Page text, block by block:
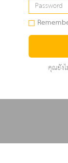
คุณยัง